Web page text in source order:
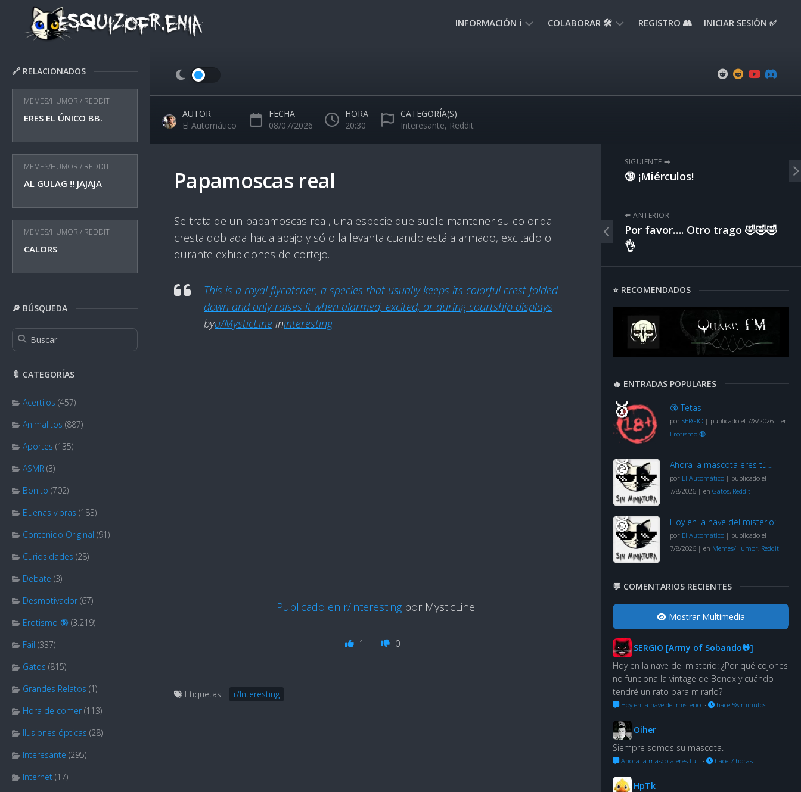
content
INFORMACIÓN ℹ️
NORMAS
USO
🚸
COLABORAR 🛠️ REGISTRO 👥 INICIAR SESIÓN ✅
🔗 RELACIONADOS
MEMES/HUMOR / REDDIT
ERES EL ÚNICO BB.
MEMES/HUMOR / REDDIT
AL GULAG !! JAJAJA
MEMES/HUMOR / REDDIT
CALORS
🔎 BÚSQUEDA
🔖 CATEGORÍAS
Acertijos (457)
Animalitos (887)
Aportes (135)
ASMR (3)
Bonito (702)
Buenas vibras (183)
Contenido Original (91)
Curiosidades (28)
Debate (3)
Desmotivador (67)
Erotismo 🔞 (3.219)
Fail (337)
Gatos (815)
Grandes Relatos (1)
Hora de comer (113)
Ilusiones ópticas (28)
Interesante (295)
Internet (17)
AUTOR
El Automático
FECHA
08/07/2026
HORA
20:30
CATEGORÍA(S)
Interesante, Reddit
Papamoscas real
Se trata de un papamoscas real, una especie que suele mantener su colorida
cresta doblada hacia abajo y sólo la levanta cuando está alarmado, excitado o
durante exhibiciones de cortejo.
This is a royal flycatcher, a species that usually keeps its colorful crest folded
down and only raises it when alarmed, excited, or during courtship displays
byu/MysticLine ininteresting
Publicado en r/interestingpor MysticLine
1 0
Etiquetas: r/Interesting
SIGUIENTE ➡️
🔞 ¡Miérculos!
⬅️ ANTERIOR
Por favor…. Otro trago 🤣🤣🤣
👌
⭐ RECOMENDADOS
🔥 ENTRADAS POPULARES
🔞 Tetas
por SERGIO | publicado el 7/8/2026 | en
Erotismo 🔞
Ahora la mascota eres tú…
por El Automático | publicado el
7/8/2026 | en Gatos, Reddit
Hoy en la nave del misterio:
por El Automático | publicado el
7/8/2026 | en Memes/Humor, Reddit
💬 COMENTARIOS RECIENTES
Mostrar Multimedia
SERGIO [Army of Sobando🐸]
Hoy en la nave del misterio: ¿Por qué cojones
no funciona la vintage de Bonox y cuándo
tendré un rato para mirarlo?
Hoy en la nave del misterio: · hace 58 minutos
Oiher
Siempre somos su mascota.
Ahora la mascota eres tú… · hace 7 horas
HpTk